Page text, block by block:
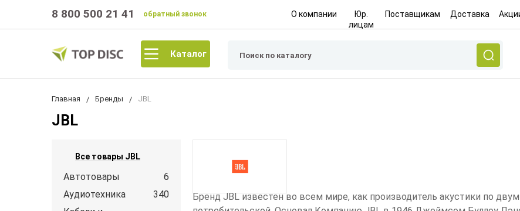
8 800 500 21 41 обратный звонок О компании
Юр.
лицам
Поставщикам Доставка
Каталог
Главная Бренды JBL
JBL
Все товары JBL
Автотовары
6
Аудиотехника
340
Бренд JBL известен во всем мире, как производитель акустики по